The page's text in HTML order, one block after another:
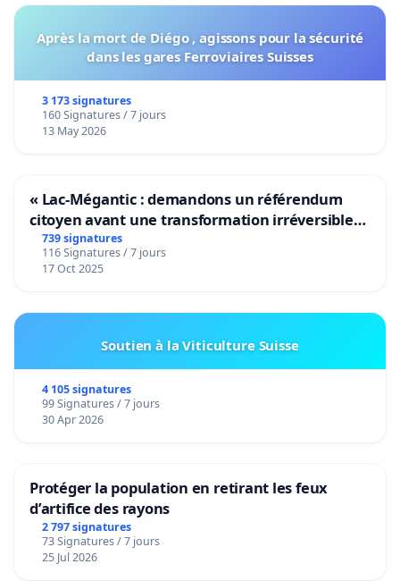
Après la mort de Diégo , agissons pour la sécurité
dans les gares Ferroviaires Suisses
3 173 signatures
160 Signatures / 7 jours
13 May 2026
« Lac-Mégantic : demandons un référendum
citoyen avant une transformation irréversible
de notre territoire »
739 signatures
116 Signatures / 7 jours
17 Oct 2025
Soutien à la Viticulture Suisse
4 105 signatures
99 Signatures / 7 jours
30 Apr 2026
Protéger la population en retirant les feux
d’artifice des rayons
2 797 signatures
73 Signatures / 7 jours
25 Jul 2026